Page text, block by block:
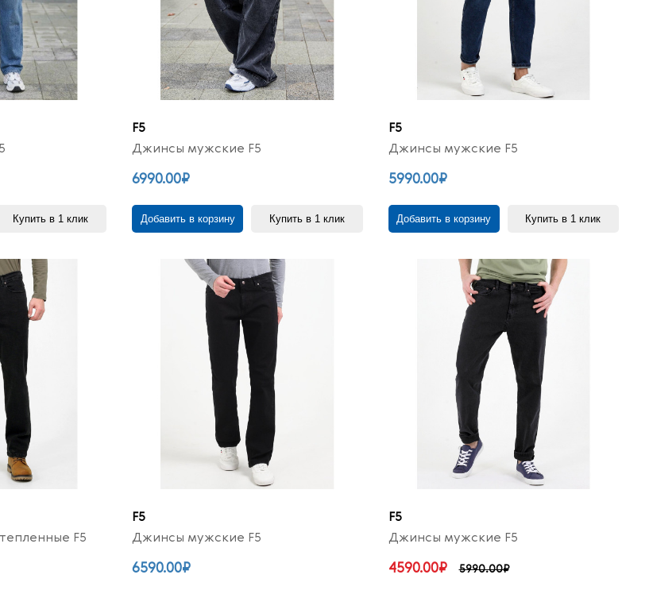
Купить в 1 клик
F5
Джинсы мужские F5
6990.00₽
Добавить в корзину Купить в 1 клик
F5
Джинсы мужские F5
5990.00₽
Добавить в корзину Купить в 1 клик
F5
F5
Джинсы мужские F5
6590.00₽
F5
Джинсы мужские F5
4590.00₽ 5990.00₽